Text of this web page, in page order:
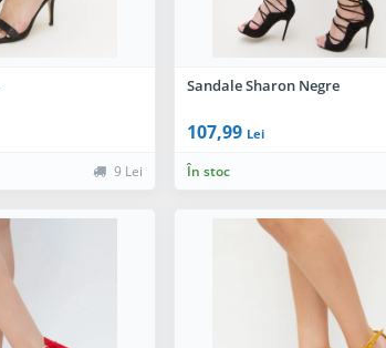
9 Lei
Sandale Sharon Negre
107,99 Lei
În stoc